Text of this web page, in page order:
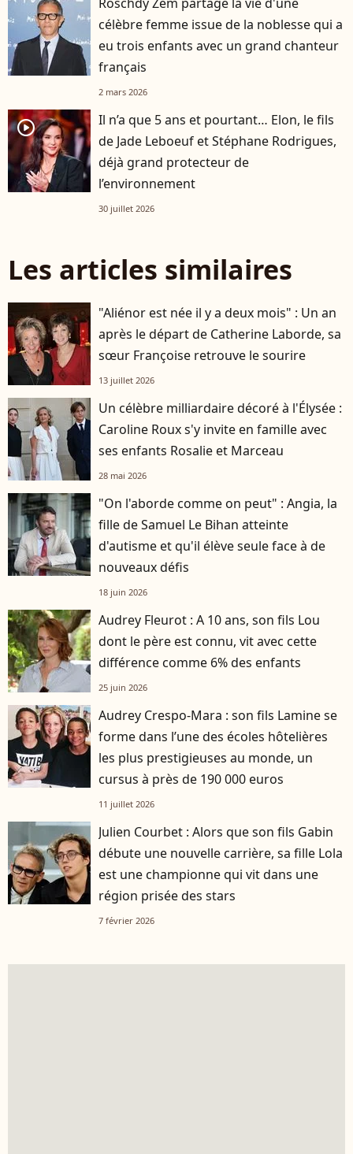
célèbre femme issue de la noblesse qui a
eu trois enfants avec un grand chanteur
français
2 mars 2026
player2
Il n’a que 5 ans et pourtant… Elon, le fils
de Jade Leboeuf et Stéphane Rodrigues,
déjà grand protecteur de
l’environnement
30 juillet 2026
Les articles similaires
"Aliénor est née il y a deux mois" : Un an
après le départ de Catherine Laborde, sa
sœur Françoise retrouve le sourire
13 juillet 2026
Un célèbre milliardaire décoré à l'Élysée :
Caroline Roux s'y invite en famille avec
ses enfants Rosalie et Marceau
28 mai 2026
"On l'aborde comme on peut" : Angia, la
fille de Samuel Le Bihan atteinte
d'autisme et qu'il élève seule face à de
nouveaux défis
18 juin 2026
Audrey Fleurot : A 10 ans, son fils Lou
dont le père est connu, vit avec cette
différence comme 6% des enfants
25 juin 2026
Audrey Crespo-Mara : son fils Lamine se
forme dans l’une des écoles hôtelières
les plus prestigieuses au monde, un
cursus à près de 190 000 euros
11 juillet 2026
Julien Courbet : Alors que son fils Gabin
débute une nouvelle carrière, sa fille Lola
est une championne qui vit dans une
région prisée des stars
7 février 2026